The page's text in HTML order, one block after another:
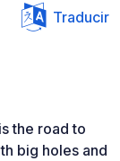
Traducir
the road to
big holes and